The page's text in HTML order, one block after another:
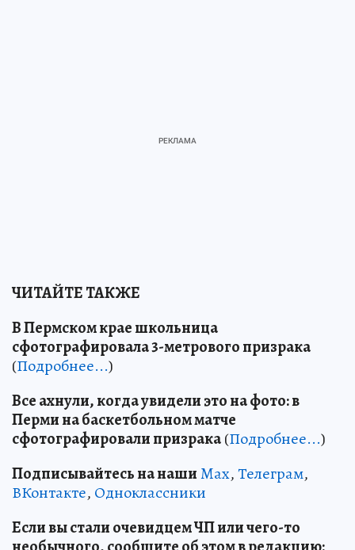
ЧИТАЙТЕ ТАКЖЕ
В Пермском крае школьница
сфотографировала 3-метрового призрака
(Подробнее...)
Все ахнули, когда увидели это на фото: в
Перми на баскетбольном матче
сфотографировали призрака(Подробнее...)
Подписывайтесь на нашиMax,Телеграм,
ВКонтакте, Одноклассники
Если вы стали очевидцем ЧП или чего-то